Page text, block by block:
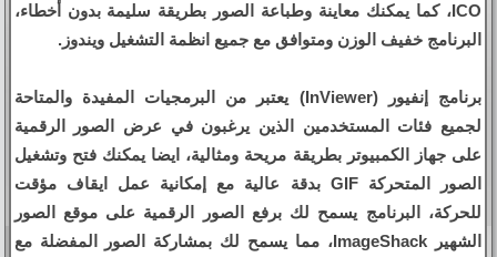
ICO، كما يمكنك معاينة وطباعة الصور بطريقة سليمة بدون أخطاء،
البرنامج خفيف الوزن ومتوافق مع جميع انظمة التشغيل ويندوز.
برنامج إنفيور (InViewer) يعتبر من البرمجيات المفيدة والمتاحة
لجميع فئات المستخدمين الذين يرغبون في عرض الصور الرقمية
على جهاز الكمبيوتر بطريقة مريحة ومثالية، ايضا يمكنك فتح وتشغيل
الصور المتحركة GIF بدقة عالية مع إمكانية عمل ايقاف مؤقت
للحركة، البرنامج يسمح لك برفع الصور الرقمية على موقع الصور
الشهير ImageShack، مما يسمح لك بمشاركة الصور المفضلة مع